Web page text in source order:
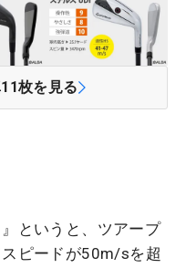
11枚を見る
というと、ツアープ
ピードが50m/sを超